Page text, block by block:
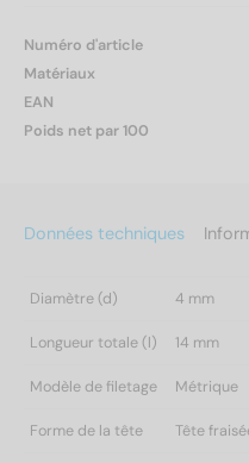
Numéro d'article
Matériaux
EAN
Poids net par 100
Données techniques
Diamètre (d) 4 mm
Longueur totale (l) 14 mm
Modèle de filetage Métrique
Forme de la tête Tête